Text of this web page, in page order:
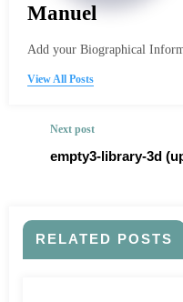
Manuel
Add your Biographical
View All Posts
Next post
empty3-library-3d
RELATED POSTS